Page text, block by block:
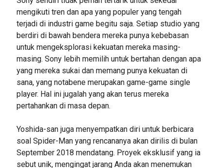
mengikuti tren dan apa yang populer yang tengah
terjadi di industri game begitu saja. Setiap studio yang
berdiri di bawah bendera mereka punya kebebasan
untuk mengeksplorasi kekuatan mereka masing-
masing. Sony lebih memilih untuk bertahan dengan apa
yang mereka sukai dan memang punya kekuatan di
sana, yang notabene merupakan game-game single
player. Hal ini jugalah yang akan terus mereka
pertahankan di masa depan.
Yoshida-san juga menyempatkan diri untuk berbicara
soal Spider-Man yang rencananya akan dirilis di bulan
September 2018 mendatang. Proyek eksklusif yang ia
sebut unik, mengingat jarang Anda akan menemukan